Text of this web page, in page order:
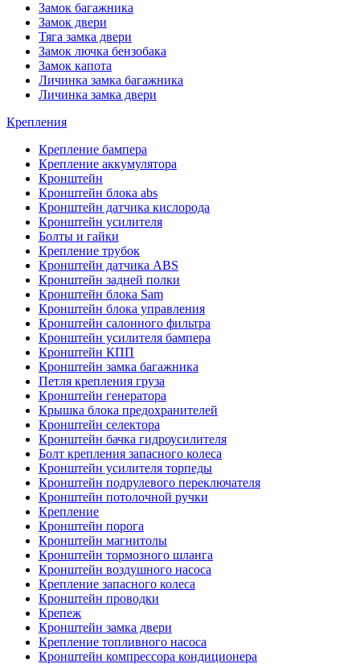
Замок багажника
Замок двери
Тяга замка двери
Замок лючка бензобака
Замок капота
Личинка замка багажника
Личинка замка двери
Крепления
Крепление бампера
Крепление аккумулятора
Кронштейн
Кронштейн блока abs
Кронштейн датчика кислорода
Кронштейн усилителя
Болты и гайки
Крепление трубок
Кронштейн датчика ABS
Кронштейн задней полки
Кронштейн блока Sam
Кронштейн блока управления
Кронштейн салонного фильтра
Кронштейн усилителя бампера
Кронштейн КПП
Кронштейн замка багажника
Петля крепления груза
Кронштейн генератора
Крышка блока предохранителей
Кронштейн селектора
Кронштейн бачка гидроусилителя
Болт крепления запасного колеса
Кронштейн усилителя торпеды
Кронштейн подрулевого переключателя
Кронштейн потолочной ручки
Крепление
Кронштейн порога
Кронштейн магнитолы
Кронштейн тормозного шланга
Кронштейн воздушного насоса
Крепление запасного колеса
Кронштейн проводки
Крепеж
Кронштейн замка двери
Крепление топливного насоса
Кронштейн компрессора кондиционера